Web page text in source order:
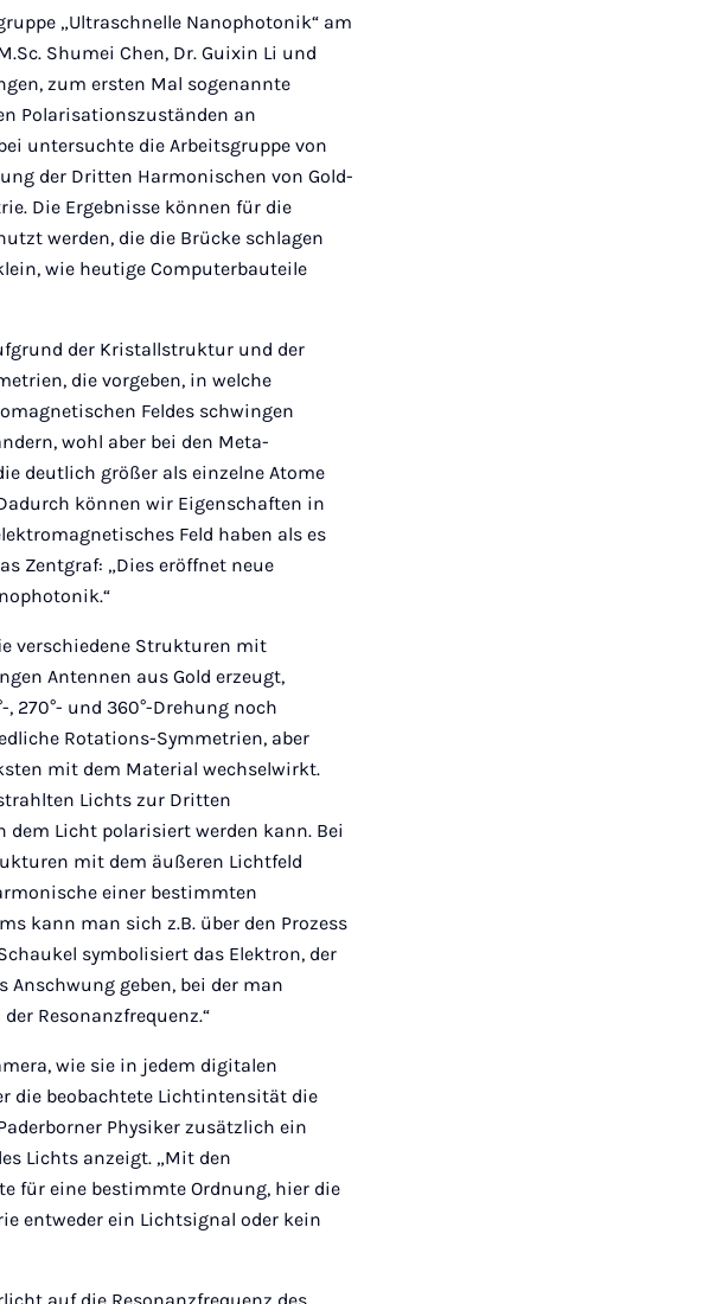
Mail
„Ultraschnelle Nanophotonik“ am
Shumei Chen, Dr. Guixin Li und
zum ersten Mal sogenannte
Polarisationszuständen an
untersuchte die Arbeitsgruppe von
der Dritten Harmonischen von Gold-
Die Ergebnisse können für die
werden, die die Brücke schlagen
wie heutige Computerbauteile
der Kristallstruktur und der
die vorgeben, in welche
Feldes schwingen
wohl aber bei den Meta-
deutlich größer als einzelne Atome
können wir Eigenschaften in
Feld haben als es
Zentgraf: „Dies eröffnet neue
verschiedene Strukturen mit
Antennen aus Gold erzeugt,
270°- und 360°-Drehung noch
Rotations-Symmetrien, aber
mit dem Material wechselwirkt.
Lichts zur Dritten
Licht polarisiert werden kann. Bei
mit dem äußeren Lichtfeld
einer bestimmten
kann man sich z.B. über den Prozess
symbolisiert das Elektron, der
Anschwung geben, bei der man
Resonanzfrequenz.“
wie sie in jedem digitalen
die beobachtete Lichtintensität die
Physiker zusätzlich ein
Lichts anzeigt. „Mit den
für eine bestimmte Ordnung, hier die
entweder ein Lichtsignal oder kein